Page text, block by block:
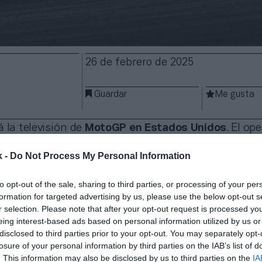
- Do Not Process My Personal Information
opt-out of the sale, sharing to third parties, or processing of your
for targeted advertising by us, please use the below opt-out
selection. Please note that after your opt-out request is processed
interest-based ads based on personal information utilized by us
to third parties prior to your opt-out. You may separately
of your personal information by third parties on the IAB’s list of
This information may also be disclosed by us to third parties on the
26 de febrero de 2025
Guardar Me gusta
la televisión de MotoGP en Estados Unidos. El
los próximos añosmediante un contrato
no se han desvelado.
el testigo de TNT Sports, que tuvo los
2024. Los aficionados podrán ver las carreras al
del domingo en Fox Business. Además, todas las
disponibles en la aplicación de Fox Sports.
repeticiones durante la semana.